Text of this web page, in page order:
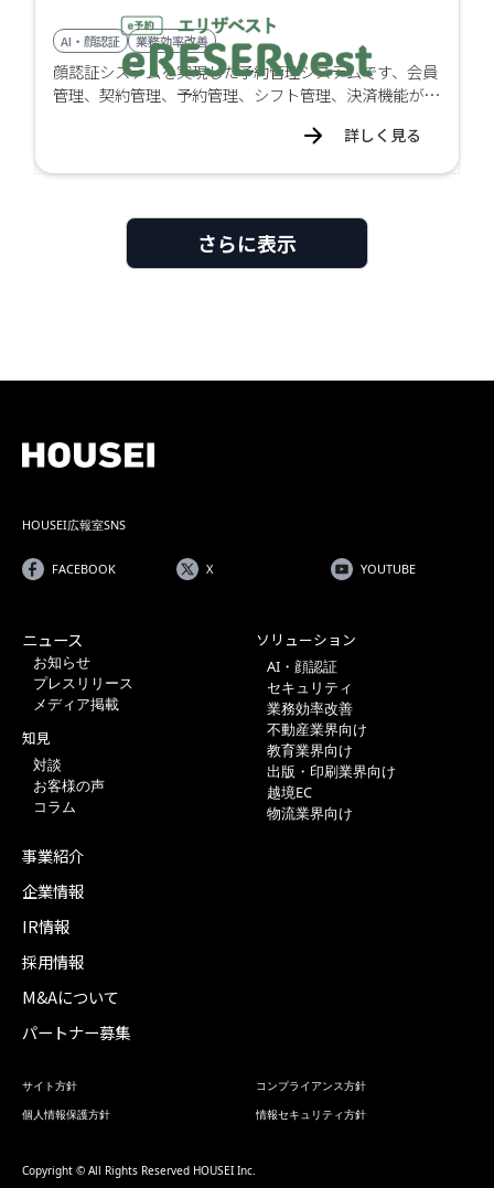
AI・顔認証 業務効率改善
顔認証システムを実現した予約管理システムです、会員
管理、契約管理、予約管理、シフト管理、決済機能が備
詳しく見る
さらに表示
HOUSEI広報室SNS
FACEBOOK X YOUTUBE
ニュース
お知らせ
プレスリリース
メディア掲載
知見
対談
お客様の声
コラム
ソリューション
AI・顔認証
セキュリティ
業務効率改善
不動産業界向け
教育業界向け
出版・印刷業界向け
越境EC
物流業界向け
事業紹介
企業情報
IR情報
採用情報
M&Aについて
パートナー募集
サイト方針
コンプライアンス方針
個人情報保護方針
情報セキュリティ方針
Copyright © All Rights Reserved HOUSEI Inc.